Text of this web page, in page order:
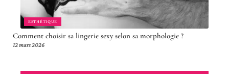
ESTHÉTIQUE
Comment choisir sa lingerie sexy selon sa morphologie ?
12 mars 2026